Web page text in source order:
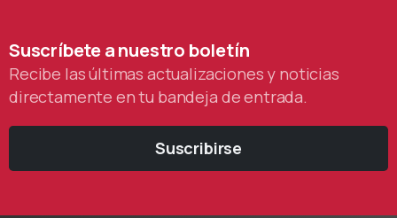
Suscríbeteanuestro boletín
Recibe las últimas actualizaciones y noticias
directamente en tu bandeja de entrada.
Suscribirse